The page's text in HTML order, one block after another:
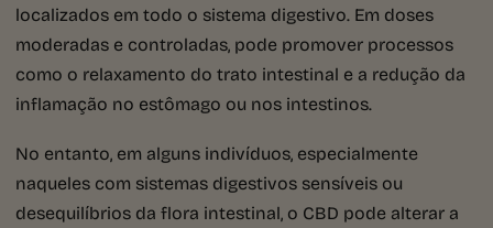
localizados em todo o sistema digestivo. Em doses
moderadas e controladas, pode promover processos
como o relaxamento do trato intestinal e a redução da
inflamação no estômago ou nos intestinos.
No entanto, em alguns indivíduos, especialmente
naqueles com sistemas digestivos sensíveis ou
desequilíbrios da flora intestinal, o CBD pode alterar a